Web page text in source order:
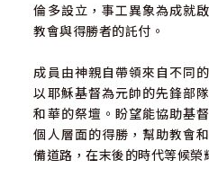
倫多設立，事工異象為成就
教會與得勝者的託付。
成員由神親自帶領來自不同
以耶穌基督為元帥的先鋒部
和華的祭壇。盼望能協助基
個人層面的得勝，幫助教會
備道路，在末後的時代等候榮